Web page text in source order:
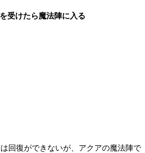
受けたら魔法陣に入る
回復ができないが、アクアの魔法陣で